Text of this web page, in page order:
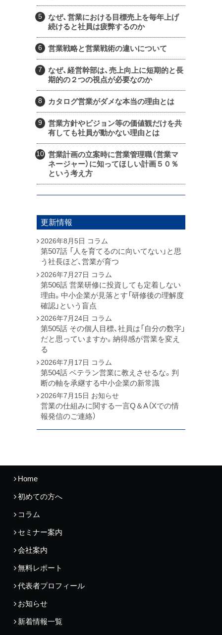
なぜ、営業における目標売上を毎年上げ
続けると社員は疲弊するのか
営業戦略と営業戦術の違いについて
なぜ、経営幹部は、売上向上に短期的と長
期的の２つの視点が必要なのか
カタログ営業がダメな本当の理由とは
営業方針やビジョン等の価値観だけを共
有しても社員が動かない理由とは
営業計画の立案時に営業管理職（営業マ
ネージャー）に知ってほしい計画５０％
という考え方
更新情報
2026年8月5日 コラム
第507話 「人を育てるのに向いてない」と思
う社長ほど、営業が育つ
2026年7月27日 コラム
第506話 営業研修に投資しても定着しない
理由。中小企業が見落とす「研修後の理解度
確認」という盲点
2026年7月24日 コラム
第505話 その個人目標、社員は「自分の数字」
だと思っていますか。納得感が営業を変え
る
2026年7月17日 コラム
第504話 ベテラン営業に教えさせるな。判
断の軸を承継する中小企業の新常識
2026年7月15日 お知らせ
営業の仕組みに関する一言Q＆A（Xでの情
報発信のご連絡）
Home
初めての方へ
コラム
セミナー案内
会社案内
無料レポート
代表者プロフィール
お知らせ
新着情報一覧